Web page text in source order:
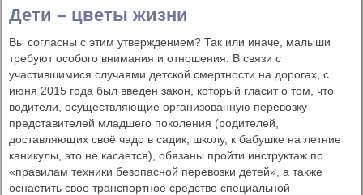
Дети – цветы жизни
Вы согласны с этим утверждением? Так или иначе, малыши
требуют особого внимания и отношения. В связи с
участившимися случаями детской смертности на дорогах, с
июня 2015 года был введен закон, который гласит о том, что
водители, осуществляющие организованную перевозку
представителей младшего поколения (родителей,
доставляющих своё чадо в садик, школу, к бабушке на летние
каникулы, это не касается), обязаны пройти инструктаж по
«правилам техники безопасной перевозки детей», а также
оснастить свое транспортное средство специальной